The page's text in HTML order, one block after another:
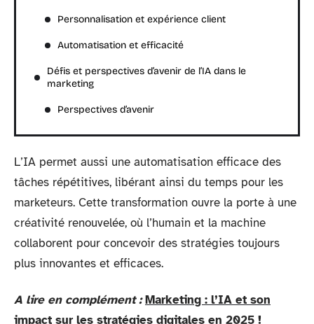
Personnalisation et expérience client
Automatisation et efficacité
Défis et perspectives d’avenir de l’IA dans le
marketing
Perspectives d’avenir
L’IA permet aussi une automatisation efficace des
tâches répétitives, libérant ainsi du temps pour les
marketeurs. Cette transformation ouvre la porte à une
créativité renouvelée, où l’humain et la machine
collaborent pour concevoir des stratégies toujours
plus innovantes et efficaces.
A lire en complément : Marketing : l’IA et son
impact sur les stratégies digitales en 2025 !